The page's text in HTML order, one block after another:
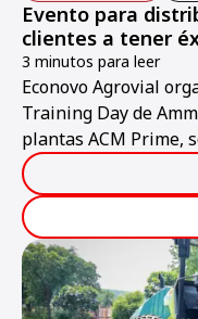
Evento para
clientes a tener
3 minutos para leer
Econovo Agrovial
Training Day de
plantas ACM Prime,
ABC ValueTec.